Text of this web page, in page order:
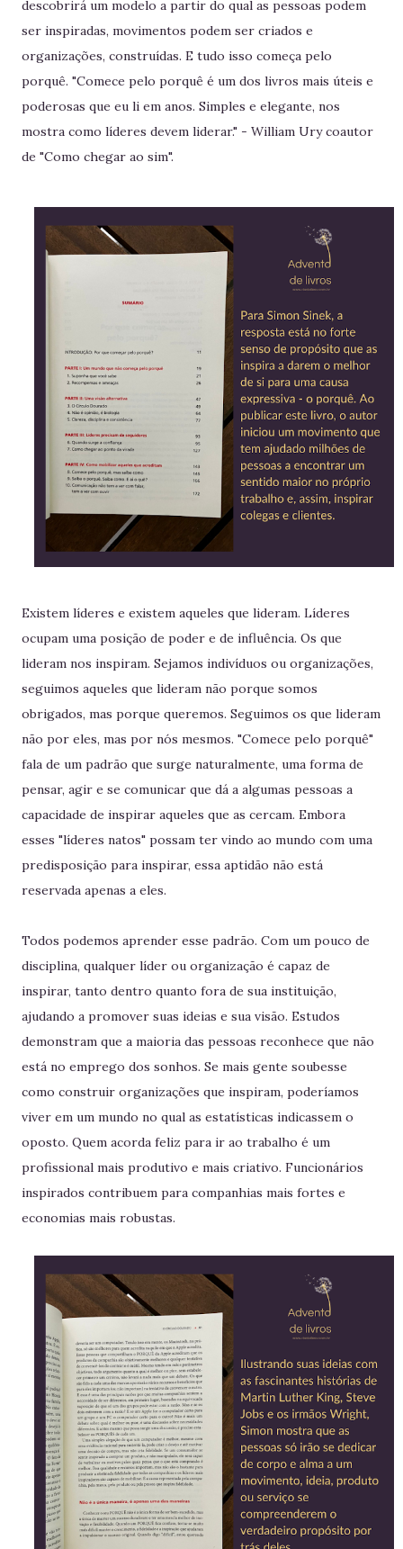
descobrirá um modelo a partir do qual as pessoas podem
ser inspiradas, movimentos podem ser criados e
organizações, construídas. E tudo isso começa pelo
porquê. "Comece pelo porquê é um dos livros mais úteis e
poderosas que eu li em anos. Simples e elegante, nos
mostra como líderes devem liderar." - William Ury coautor
de "Como chegar ao sim".
Existem líderes e existem aqueles que lideram. Líderes
ocupam uma posição de poder e de influência. Os que
lideram nos inspiram. Sejamos indivíduos ou organizações,
seguimos aqueles que lideram não porque somos
obrigados, mas porque queremos. Seguimos os que lideram
não por eles, mas por nós mesmos. "Comece pelo porquê"
fala de um padrão que surge naturalmente, uma forma de
pensar, agir e se comunicar que dá a algumas pessoas a
capacidade de inspirar aqueles que as cercam. Embora
esses "líderes natos" possam ter vindo ao mundo com uma
predisposição para inspirar, essa aptidão não está
reservada apenas a eles.
Todos podemos aprender esse padrão. Com um pouco de
disciplina, qualquer líder ou organização é capaz de
inspirar, tanto dentro quanto fora de sua instituição,
ajudando a promover suas ideias e sua visão. Estudos
demonstram que a maioria das pessoas reconhece que não
está no emprego dos sonhos. Se mais gente soubesse
como construir organizações que inspiram, poderíamos
viver em um mundo no qual as estatísticas indicassem o
oposto. Quem acorda feliz para ir ao trabalho é um
profissional mais produtivo e mais criativo. Funcionários
inspirados contribuem para companhias mais fortes e
economias mais robustas.